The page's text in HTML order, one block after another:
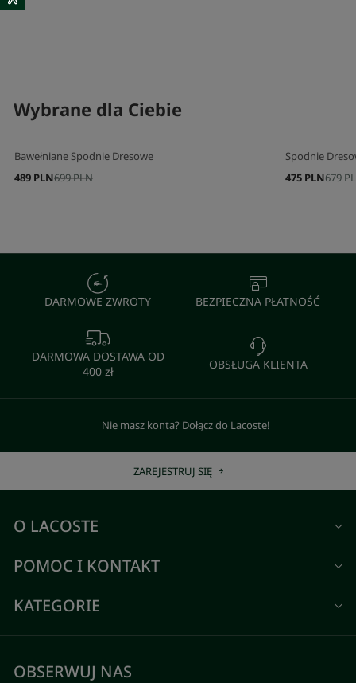
Wybrane dla Ciebie
Bawełniane Spodnie Dresowe
699 PLN
489 PLN
Spodnie
679
475 PLN
DARMOWE ZWROTY BEZPIECZNA PŁATNOŚĆ
DARMOWA DOSTAWA OD
400 zł
OBSŁUGA KLIENTA
Nie masz konta? Dołącz do Lacoste!
ZAREJESTRUJ SIĘ
O LACOSTE
POMOC I KONTAKT
KATEGORIE
OBSERWUJ NAS